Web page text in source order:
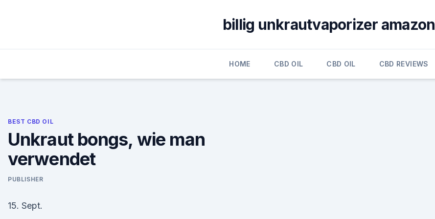
billig unkrautvaporizer amazon
HOME CBD OIL CBD OIL CBD REVIEWS
BEST CBD OIL
Unkraut bongs, wie man
verwendet
PUBLISHER
15. Sept.